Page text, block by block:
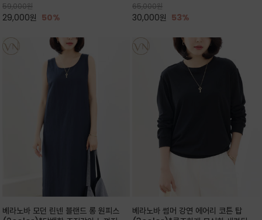
59,000원
29,000원 50%
으로도 포인트가 되며, 데일리 활
65,000원
30,000원 53%
베라노바 모던 린넨 블랜드 롱 원피스
베라노바 썸머 강연 에어리 코튼 탑